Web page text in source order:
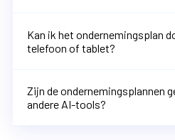
Kan ik het ondernemingsplan
telefoon of tablet?
Zijn de ondernemingsplannen
andere AI-tools?